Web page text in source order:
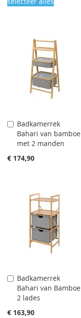
Badkamerrek
Bahari van bamboe
met 2 manden
€ 174,90
Aan
winkelwagen
toevoegen
Badkamerrek
Bahari van Bamboe
2 lades
€ 163,90
Aan
winkelwagen
toevoegen